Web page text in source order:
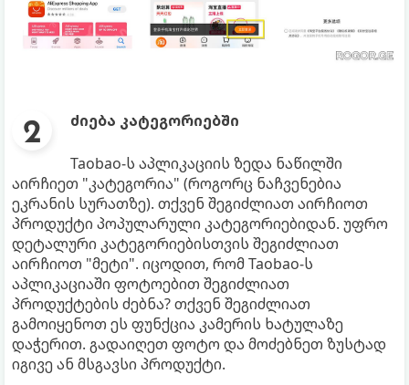
ძიება კატეგორიებში
Taobao-ს აპლიკაციის ზედა ნაწილში
აირჩიეთ "კატეგორია" (როგორც ნაჩვენებია
ეკრანის სურათზე). თქვენ შეგიძლიათ აირჩიოთ
პროდუქტი პოპულარული კატეგორიებიდან. უფრო
დეტალური კატეგორიებისთვის შეგიძლიათ
აირჩიოთ "მეტი". იცოდით, რომ Taobao-ს
აპლიკაციაში ფოტოებით შეგიძლიათ
პროდუქტების ძებნა? თქვენ შეგიძლიათ
გამოიყენოთ ეს ფუნქცია კამერის ხატულაზე
დაჭერით. გადაიღეთ ფოტო და მოძებნეთ ზუსტად
იგივე ან მსგავსი პროდუქტი.